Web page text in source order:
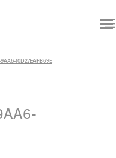
9AA6-10D27EAFB69E